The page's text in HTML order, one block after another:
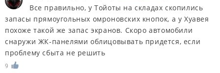
Все правильно, у Тойоты на складах скопились
запасы прямоугольных омроновских кнопок, а у Хуавея
похоже такой же запас экранов. Скоро автомобили
снаружи ЖК-панелями облицовывать придется, если
проблему сбыта не решить
9